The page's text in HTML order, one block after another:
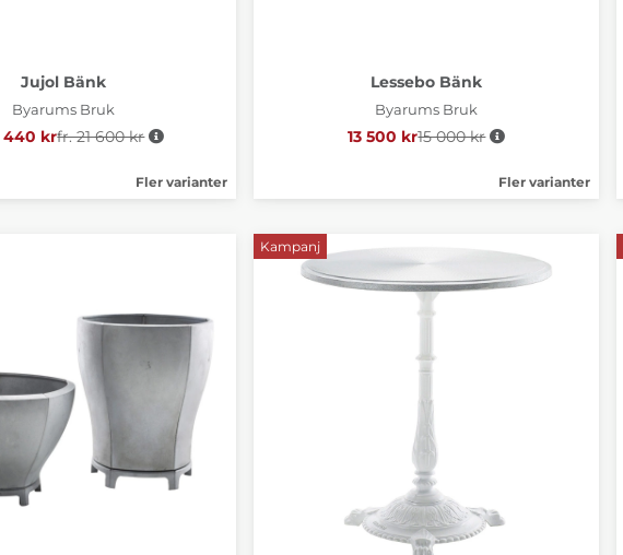
Jujol Bänk
Byarums Bruk
440 kr Ordinarie pris:
fr. 21 600 kr
Fler varianter
Lessebo Bänk
Byarums Bruk
13 500 kr Ordinarie pris:
15 000 kr
Fler varianter
Kampanj